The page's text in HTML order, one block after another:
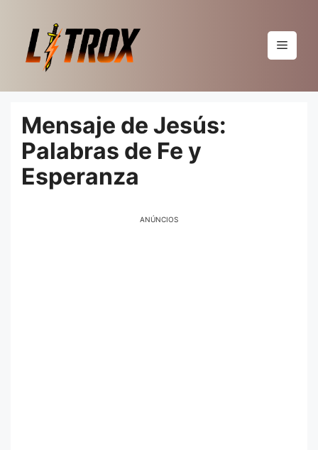
conteúdo
Menu
Mensaje de Jesús:
Palabras de Fe y
Esperanza
ANÚNCIOS